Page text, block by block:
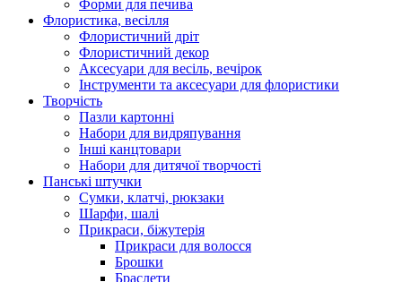
Форми для печива
Флористика, весілля
Флористичний дріт
Флористичний декор
Аксесуари для весіль, вечірок
Інструменти та аксесуари для флористики
Творчість
Пазли картонні
Набори для видряпування
Інші канцтовари
Набори для дитячої творчості
Панські штучки
Сумки, клатчі, рюкзаки
Шарфи, шалі
Прикраси, біжутерія
Прикраси для волосся
Брошки
Браслети